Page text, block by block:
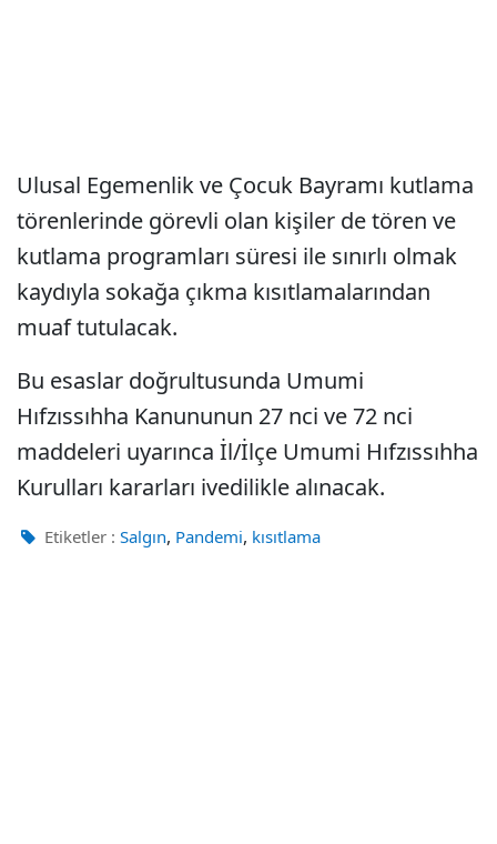
Ulusal Egemenlik ve Çocuk Bayramı kutlama
törenlerinde görevli olan kişiler de tören ve
kutlama programları süresi ile sınırlı olmak
kaydıyla sokağa çıkma kısıtlamalarından
muaf tutulacak.
Bu esaslar doğrultusunda Umumi
Hıfzıssıhha Kanununun 27 nci ve 72 nci
maddeleri uyarınca İl/İlçe Umumi Hıfzıssıhha
Kurulları kararları ivedilikle alınacak.
Etiketler : Salgın, Pandemi, kısıtlama